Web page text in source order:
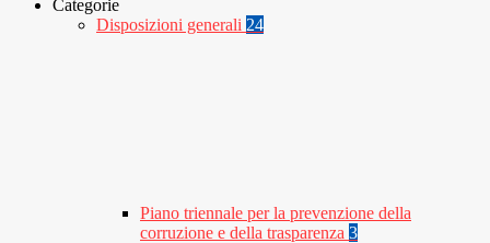
Categorie
Disposizioni generali 24
Piano triennale per la prevenzione della
corruzione e della trasparenza 3